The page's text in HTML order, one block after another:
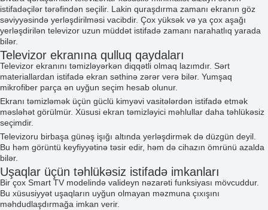
istifadəçilər tərəfindən seçilir. Lakin quraşdırma zamanı ekranın göz
səviyyəsində yerləşdirilməsi vacibdir. Çox yüksək və ya çox aşağı
yerləşdirilən televizor uzun müddət istifadə zamanı narahatlıq yarada
bilər.
Televizor ekranına qulluq qaydaları
Televizor ekranını təmizləyərkən diqqətli olmaq lazımdır. Sərt
materiallardan istifadə ekran səthinə zərər verə bilər. Yumşaq
mikrofiber parça ən uyğun seçim hesab olunur.
Ekranı təmizləmək üçün güclü kimyəvi vasitələrdən istifadə etmək
məsləhət görülmür. Xüsusi ekran təmizləyici məhlullar daha təhlükəsiz
seçimdir.
Televizoru birbaşa günəş işığı altında yerləşdirmək də düzgün deyil.
Bu həm görüntü keyfiyyətinə təsir edir, həm də cihazın ömrünü azalda
bilər.
Uşaqlar üçün təhlükəsiz istifadə imkanları
Bir çox Smart TV modelində valideyn nəzarəti funksiyası mövcuddur.
Bu xüsusiyyət uşaqların uyğun olmayan məzmuna çıxışını
məhdudlaşdırmağa imkan verir.